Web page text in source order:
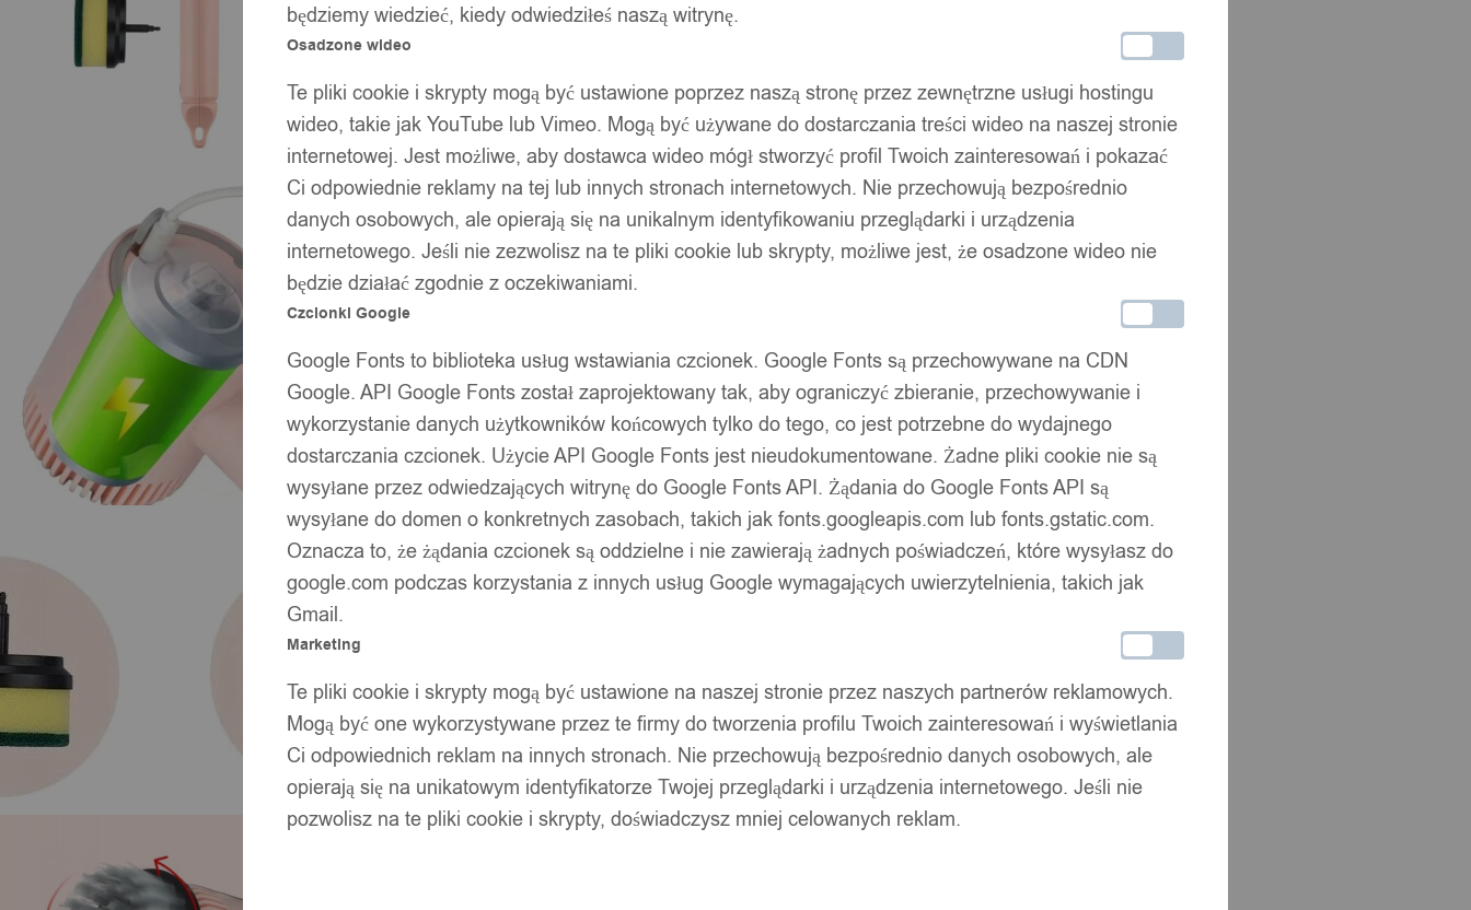
będziemy wiedzieć, kiedy odwiedziłeś naszą witrynę.
Osadzone wideo
Te pliki cookie i skrypty mogą być ustawione poprzez naszą stronę przez zewnętrzne usługi hostingu
wideo, takie jak YouTube lub Vimeo. Mogą być używane do dostarczania treści wideo na naszej stronie
internetowej. Jest możliwe, aby dostawca wideo mógł stworzyć profil Twoich zainteresowań i pokazać
Ci odpowiednie reklamy na tej lub innych stronach internetowych. Nie przechowują bezpośrednio
danych osobowych, ale opierają się na unikalnym identyfikowaniu przeglądarki i urządzenia
internetowego. Jeśli nie zezwolisz na te pliki cookie lub skrypty, możliwe jest, że osadzone wideo nie
będzie działać zgodnie z oczekiwaniami.
Czcionki Google
Google Fonts to biblioteka usług wstawiania czcionek. Google Fonts są przechowywane na CDN
Google. API Google Fonts został zaprojektowany tak, aby ograniczyć zbieranie, przechowywanie i
wykorzystanie danych użytkowników końcowych tylko do tego, co jest potrzebne do wydajnego
dostarczania czcionek. Użycie API Google Fonts jest nieudokumentowane. Żadne pliki cookie nie są
wysyłane przez odwiedzających witrynę do Google Fonts API. Żądania do Google Fonts API są
wysyłane do domen o konkretnych zasobach, takich jak fonts.googleapis.com lub fonts.gstatic.com.
Oznacza to, że żądania czcionek są oddzielne i nie zawierają żadnych poświadczeń, które wysyłasz do
google.com podczas korzystania z innych usług Google wymagających uwierzytelnienia, takich jak
Gmail.
Marketing
Te pliki cookie i skrypty mogą być ustawione na naszej stronie przez naszych partnerów reklamowych.
Mogą być one wykorzystywane przez te firmy do tworzenia profilu Twoich zainteresowań i wyświetlania
Ci odpowiednich reklam na innych stronach. Nie przechowują bezpośrednio danych osobowych, ale
opierają się na unikatowym identyfikatorze Twojej przeglądarki i urządzenia internetowego. Jeśli nie
pozwolisz na te pliki cookie i skrypty, doświadczysz mniej celowanych reklam.